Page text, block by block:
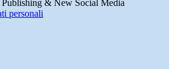
& New Social Media
personali